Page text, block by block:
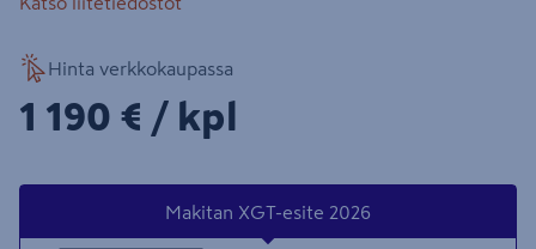
Hinta verkkokaupassa
1190€/kpl
1 190 € / kpl
Makitan XGT-esite 2026